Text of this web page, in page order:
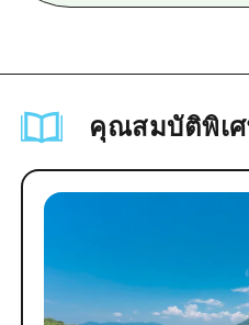
คุณสมบัติพิเ